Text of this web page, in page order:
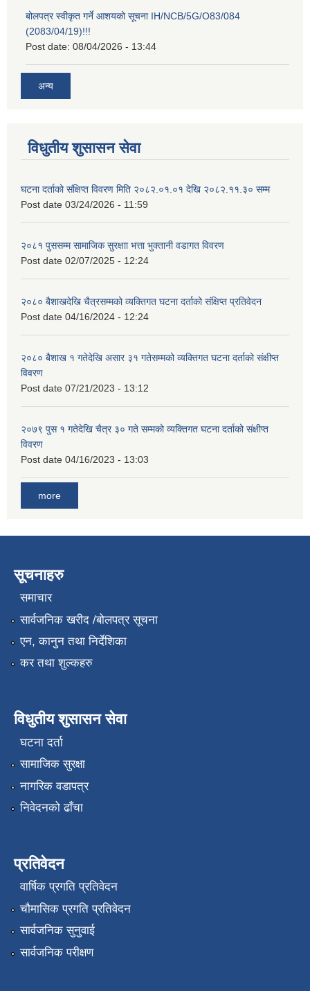
बोलपत्र स्वीकृत गर्ने आशयको सूचना IH/NCB/5G/O83/084
(2083/04/19)!!!
Post date: 08/04/2026 - 13:44
अन्य
विधुतीय शुसासन सेवा
घटना दर्ताको संक्षिप्त विवरण मिति २०८२.०१.०१ देखि २०८२.११.३० सम्म
Post date 03/24/2026 - 11:59
२०८१ पुससम्म सामाजिक सुरक्षाा भत्ता भुक्तानी वडागत विवरण
Post date 02/07/2025 - 12:24
२०८० बैशाखदेखि चैत्रसम्मको व्यक्तिगत घटना दर्ताको संक्षिप्त प्रतिवेदन
Post date 04/16/2024 - 12:24
२०८० बैशाख १ गतेदेखि असार ३१ गतेसम्मको व्यक्तिगत घटना दर्ताको संक्षीप्त
विवरण
Post date 07/21/2023 - 13:12
२०७९ पुस १ गतेदेखि चैत्र ३० गते सम्मको व्यक्तिगत घटना दर्ताको संक्षीप्त
विवरण
Post date 04/16/2023 - 13:03
more
सूचनाहरु
समाचार
सार्वजनिक खरीद /बोलपत्र सूचना
एन, कानुन तथा निर्देशिका
कर तथा शुल्कहरु
विधुतीय शुसासन सेवा
घटना दर्ता
सामाजिक सुरक्षा
नागरिक वडापत्र
निवेदनको ढाँचा
प्रतिवेदन
वार्षिक प्रगति प्रतिवेदन
चौमासिक प्रगति प्रतिवेदन
सार्वजनिक सुनुवाई
सार्वजनिक परीक्षण